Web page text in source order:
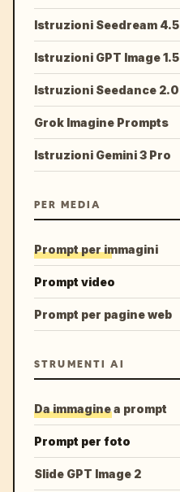
Istruzioni Seedream 4.5
Istruzioni GPT Image 1.5
Istruzioni Seedance 2.0
Grok Imagine Prompts
Istruzioni Gemini 3 Pro
PER MEDIA
Prompt per immagini
Prompt video
Prompt per pagine web
STRUMENTI AI
Da immagine a prompt
Prompt per foto
Slide GPT Image 2